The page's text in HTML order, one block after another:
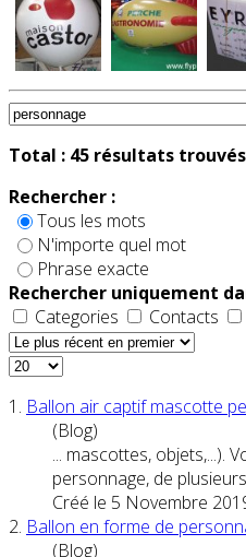
Total : 45 résultats
Rechercher :
Tous les mots
N'importe quel mot
Phrase exacte
Rechercher uniquement
Categories
Contacts
1. Ballon air captif mascotte
(Blog)
... mascottes, objets,...).
personnage, de
Créé le 5 Novembre
2. Ballon en forme de
(Blog)